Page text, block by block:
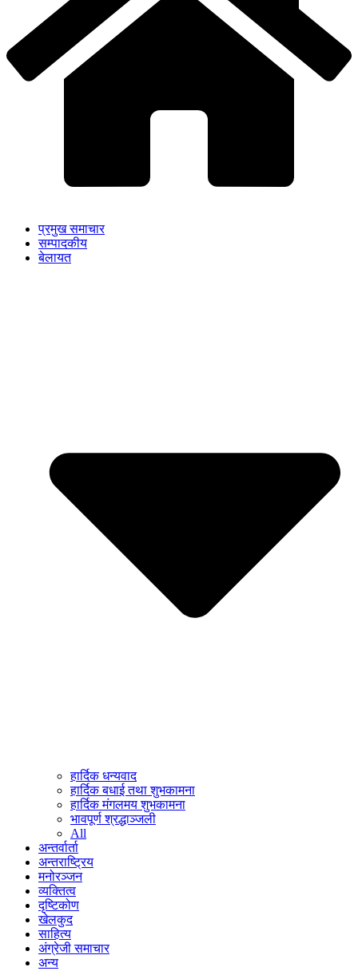
प्रमुख समाचार
सम्पादकीय
बेलायत
हार्दिक धन्यवाद
हार्दिक बधाई तथा शुभकामना
हार्दिक मंगलमय शुभकामना
भावपूर्ण श्रद्धाञ्जली
All
अन्तर्वार्ता
अन्तराष्ट्रिय
मनोरञ्जन
व्यक्तित्व
दृष्टिकोण
खेलकुद
साहित्य
अंग्रेजी समाचार
अन्य